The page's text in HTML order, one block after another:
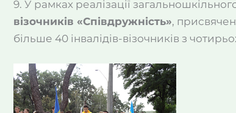
9. У рамках реалізації
візочників «Співдружність»,
більше 40 інвалідів-візочників з